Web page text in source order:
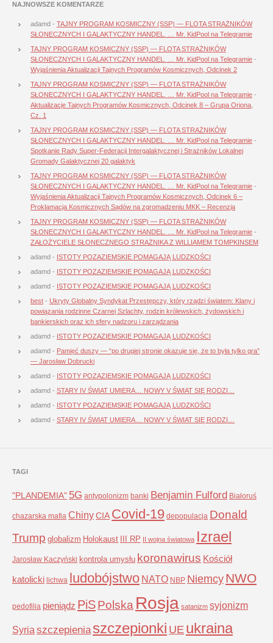
NAJNOWSZE KOMENTARZE
adamd - TAJNY PROGRAM KOSMICZNY (SSP) — FLOTA STRAŻNIKÓW
SŁONECZNYCH I GALAKTYCZNY HANDEL. … Mr. KidPool na Telegramie
TAJNY PROGRAM KOSMICZNY (SSP) — FLOTA STRAŻNIKÓW
SŁONECZNYCH I GALAKTYCZNY HANDEL. … Mr. KidPool na Telegramie -
Wyjaśnienia Aktualizacji Tajnych Programów Kosmicznych, Odcinek 2
TAJNY PROGRAM KOSMICZNY (SSP) — FLOTA STRAŻNIKÓW
SŁONECZNYCH I GALAKTYCZNY HANDEL. … Mr. KidPool na Telegramie -
Aktualizacje Tajnych Programów Kosmicznych, Odcinek 8 – Grupa Oriona,
Cz. 1
TAJNY PROGRAM KOSMICZNY (SSP) — FLOTA STRAŻNIKÓW
SŁONECZNYCH I GALAKTYCZNY HANDEL. … Mr. KidPool na Telegramie -
Spotkanie Rady Super-Federacji Intergalaktycznej i Strażników Lokalnej
Gromady Galaktycznej 20 galaktyk
TAJNY PROGRAM KOSMICZNY (SSP) — FLOTA STRAŻNIKÓW
SŁONECZNYCH I GALAKTYCZNY HANDEL. … Mr. KidPool na Telegramie -
Wyjaśnienia Aktualizacji Tajnych Programów Kosmicznych, Odcinek 6 –
Proklamacja Kosmicznych Sądów na zgromadzeniu MKK – Recenzja
TAJNY PROGRAM KOSMICZNY (SSP) — FLOTA STRAŻNIKÓW
SŁONECZNYCH I GALAKTYCZNY HANDEL. … Mr. KidPool na Telegramie -
ZAŁOŻYCIELE SŁONECZNEGO STRAŻNIKA Z WILLIAMEM TOMPKINSEM
adamd - ISTOTY POZAZIEMSKIE POMAGAJĄ LUDZKOŚCI
adamd - ISTOTY POZAZIEMSKIE POMAGAJĄ LUDZKOŚCI
adamd - ISTOTY POZAZIEMSKIE POMAGAJĄ LUDZKOŚCI
best - Ukryty Globalny Syndykat Przestępczy, który rządzi światem: Klany i
powiązania rodzinne Czarnej Szlachty, rodzin królewskich, żydowskich i
bankierskich oraz ich sfery nadzoru i zarządzania
adamd - ISTOTY POZAZIEMSKIE POMAGAJĄ LUDZKOŚCI
adamd - Pamięć duszy — “po drugiej stronie okazuje się, że to była tylko gra”
— Jarosław Dobrucki
adamd - ISTOTY POZAZIEMSKIE POMAGAJĄ LUDZKOŚCI
adamd - STARY IV ŚWIAT UMIERA… NOWY V ŚWIAT SIĘ RODZI…
adamd - ISTOTY POZAZIEMSKIE POMAGAJĄ LUDZKOŚCI
adamd - STARY IV ŚWIAT UMIERA… NOWY V ŚWIAT SIĘ RODZI…
TAGI
"PLANDEMIA" 5G antypolonizm banki Benjamin Fulford Białoruś
chazarska mafia ChinyCIA Covid-19 depopulacja Donald
Trump globalizm Holokaust III RP II wojna światowa Izrael
Jarosław Kaczyński kontrola umysłu koronawirus Kościół
katolicki lichwa ludobójstwo NATO NBP NiemcyNWO
pedofilia pieniądz PiSPolska Rosja satanizm syjonizm
Syria szczepienia szczepionki UE ukraina